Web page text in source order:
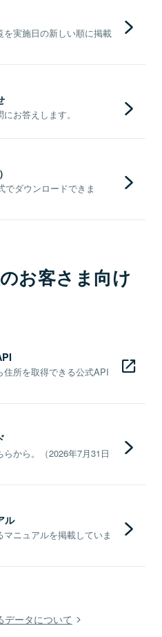
実施日の新しい順に掲載
お答えします。
でダウンロードできま
お客さま向け
所を取得できる公式API
から。（2026年7月31日
ル
ニュアルを掲載していま
データについて